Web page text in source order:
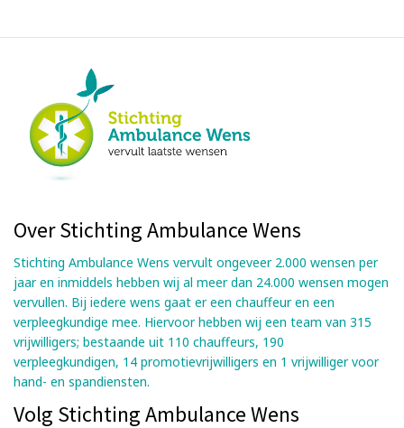
Over Stichting Ambulance Wens
Stichting Ambulance Wens vervult ongeveer 2.000 wensen per
jaar en inmiddels hebben wij al meer dan 24.000 wensen mogen
vervullen. Bij iedere wens gaat er een chauffeur en een
verpleegkundige mee. Hiervoor hebben wij een team van 315
vrijwilligers; bestaande uit 110 chauffeurs, 190
verpleegkundigen, 14 promotievrijwilligers en 1 vrijwilliger voor
hand- en spandiensten.
Volg Stichting Ambulance Wens